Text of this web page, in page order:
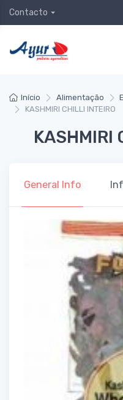
Contacto
Início Alimentação
KASHMIRI CHILLI INTEIRO
KASHMIRI
General Info